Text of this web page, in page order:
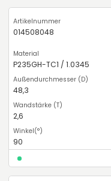
014508048
P235GH-TC1 / 1.0345
48,3
2,6
90